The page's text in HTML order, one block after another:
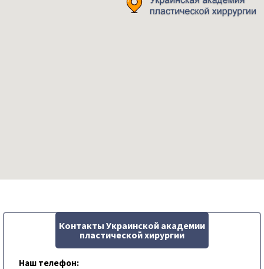
Контакты Украинской академии
пластической хирургии
Наш телефон: